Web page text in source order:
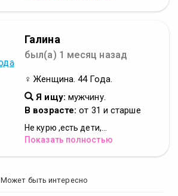
Галина
был(а) 1 месяц назад
♀ Женщина. 44 Года.
Я ищу: мужчину.
В возрасте: от 31 и старше
Не курю ,есть дети,...
Показать полностью
Может быть интересно